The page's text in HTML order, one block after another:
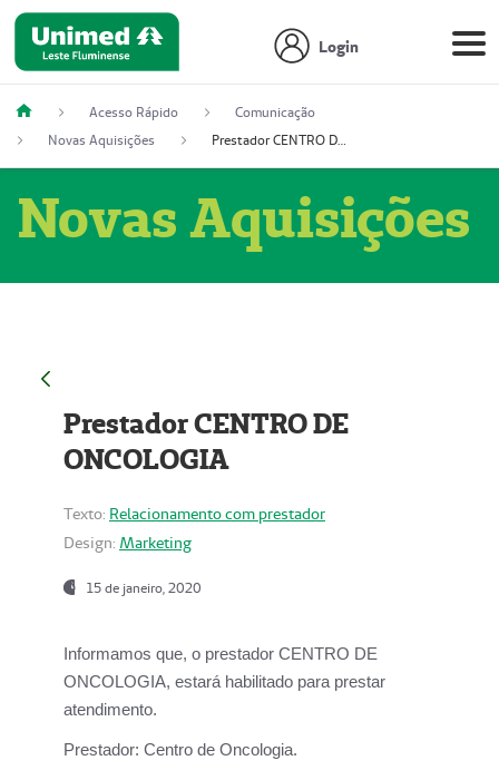
Login
Acesso Rápido
Comunicação
Novas Aquisições
Prestador CENTRO DE ONCOLOGIA
Novas Aquisições
Prestador CENTRO DE
ONCOLOGIA
Texto: Relacionamento com prestador
Design: Marketing
15 de janeiro, 2020
Informamos que, o prestador CENTRO DE
ONCOLOGIA, estará habilitado para prestar
atendimento.
Prestador: Centro de Oncologia.